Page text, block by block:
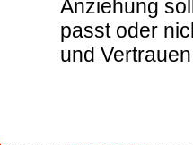
Anziehung
passt oder
und